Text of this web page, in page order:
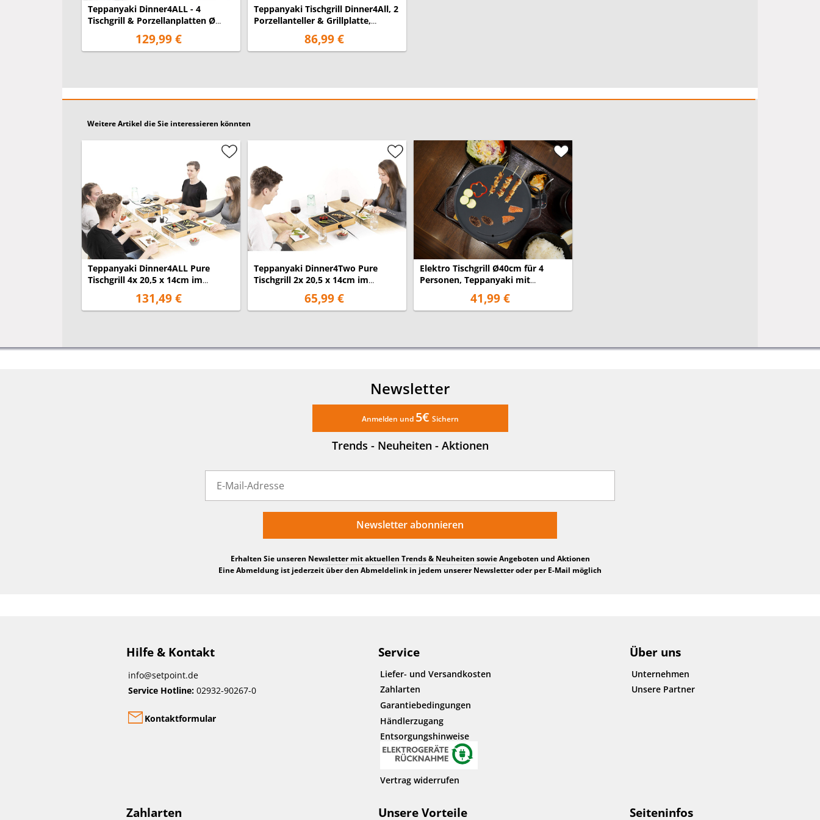
Teppanyaki Dinner4ALL - 4
Tischgrill & Porzellanplatten Ø
32cm, 4x 250Watt
129,99 €
Teppanyaki Tischgrill Dinner4All, 2
Porzellanteller & Grillplatte,
Servierplatte86,99 €
Weitere Artikel die Sie interessieren könnten
Teppanyaki Dinner4ALL Pure
Tischgrill 4x 20,5 x 14cm im
Bambusgehäuse131,49 €
Teppanyaki Dinner4Two Pure
Tischgrill 2x 20,5 x 14cm im
Bambusgehäuse65,99 €
Elektro Tischgrill Ø40cm für 4
Personen, Teppanyaki mit
Fettauffangschale, 2000W
41,99 €
Newsletter
Anmelden und 5€ Sichern
Trends - Neuheiten - Aktionen
Newsletter abonnieren
Erhalten Sie unseren Newsletter mit aktuellen Trends & Neuheiten sowie Angeboten und Aktionen
Eine Abmeldung ist jederzeit über den Abmeldelink in jedem unserer Newsletter oder per E-Mail möglich
Hilfe & Kontakt
info@setpoint.de
Service Hotline: 02932-90267-0
Kontaktformular
Service
Liefer- und Versandkosten
Zahlarten
Garantiebedingungen
Händlerzugang
Entsorgungshinweise
Vertrag widerrufen
Über uns
Unternehmen
Unsere Partner
Zahlarten Unsere Vorteile Seiteninfos